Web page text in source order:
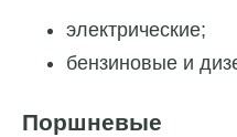
электрические;
бензиновые и
Поршневые